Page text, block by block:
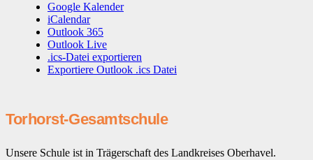
Google Kalender
iCalendar
Outlook 365
Outlook Live
.ics-Datei exportieren
Exportiere Outlook .ics Datei
Torhorst-Gesamtschule
Unsere Schule ist in Trägerschaft des Landkreises Oberhavel.